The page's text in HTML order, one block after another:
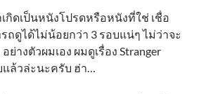
กิดเป็นหนังโปรดหรือหนังที่ใช่ เชื่อ
ถดูได้ไม่น้อยกว่า 3 รอบแน่ๆ ไม่ว่าจะ
างตัวผมเอง ผมดูเรื่อง Stranger
แล้วล่ะนะครับ ฮ่า…